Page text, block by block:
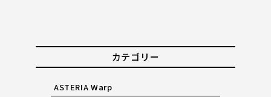
カテゴリー
ASTERIA Warp